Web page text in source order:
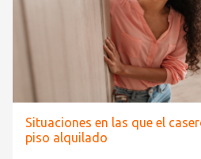
Situaciones en las que el
piso alquilado